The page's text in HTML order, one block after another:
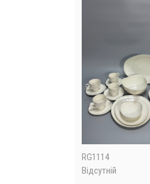
RG1114
Відсутній